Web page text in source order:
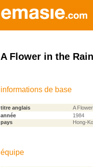
A Flower in the
informations de base
titre anglais
A
année
1984
pays
Hong-
équipe